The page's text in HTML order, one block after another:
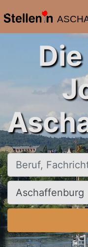
Beruf, Fachrichtung,
Ort, Stadt